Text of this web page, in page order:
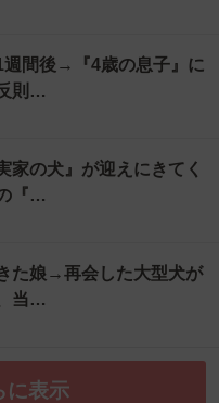
週間後→『4歳の息子』に
則…
家の犬』が迎えにきてく
『…
た娘→再会した大型犬が
当…
に表示